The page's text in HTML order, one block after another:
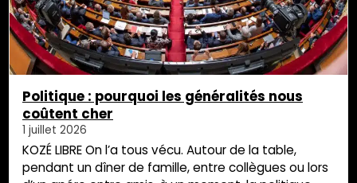
Politique : pourquoi les généralités nous
coûtent cher
1 juillet 2026
KOZÉ LIBRE On l’a tous vécu. Autour de la table,
pendant un dîner de famille, entre collègues ou lors